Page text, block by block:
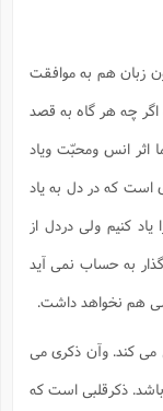
زبان هم به موافقت
چه هر گاه به قصد
اثر انس ومحبّت ویاد
که در دل به یاد
کنیم ولی دردل از
به حساب نمی آید
هم نخواهد داشت.
می کند. وآن ذکری می
ذکرقلبی است که